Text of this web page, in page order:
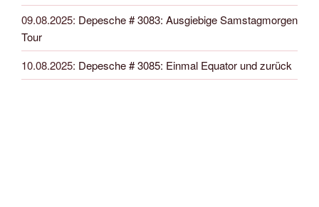
09.08.2025: Depesche # 3083: Ausgiebige Samstagmorgen
Tour
10.08.2025: Depesche # 3085: Einmal Equator und zurück